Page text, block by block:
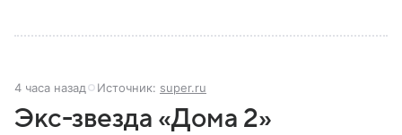
4 часа назад Источник: super.ru
Экс-звезда «Дома 2»